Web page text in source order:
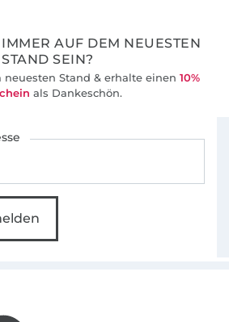
AUF DEM NEUESTEN
STAND SEIN?
Stand & erhalte einen 10%
als Dankeschön.